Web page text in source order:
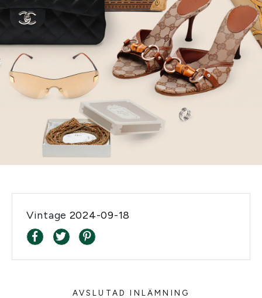
Vintage 2024-09-18
AVSLUTAD INLÄMNING